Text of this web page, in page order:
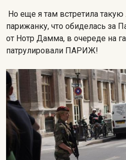
Но еще я там встретила такую
парижанку, что обиделась за
от Нотр Дамма, в очереде на
патрулировали ПАРИЖ!